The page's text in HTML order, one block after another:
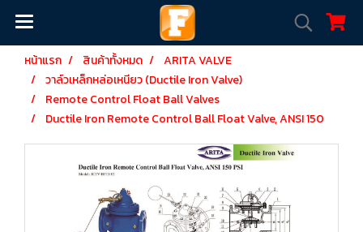
หน้าแรก สินค้าทั้งหมด
ARITA VALVE
วาล์วเหล็กหล่อเหนียว (Ductile Iron Valve)
Remote Control Float Ball Valves
Ductile Iron Remote Control Ball Float Valve, ANSI 150